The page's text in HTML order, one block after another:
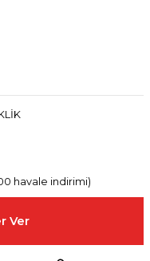
havale indirimi)
Ver